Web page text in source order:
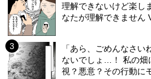
理解できないけど楽し
なたが理解できません
「あら、ごめんなさ
ないでしょ…！ 私の
視？悪意？その行動に